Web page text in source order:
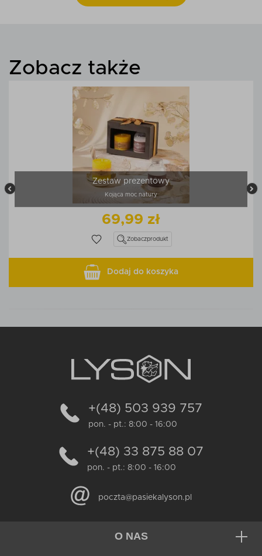
Zobacz także
Zestaw prezentowy
Kojąca moc natury
69,99 zł
Zobaczprodukt
Dodaj do koszyka
+(48) 503 939 757
pon. - pt.: 8:00 - 16:00
+(48) 33 875 88 07
pon. - pt.: 8:00 - 16:00
poczta@pasiekalyson.pl
O NAS